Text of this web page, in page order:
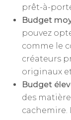
prêt-à-
Budget
pouvez
comme le
créateurs
originaux
Budget
des
cachemire.